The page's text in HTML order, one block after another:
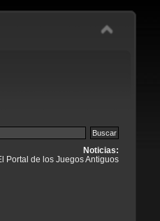
Noticias:
Portal de los Juegos Antiguos